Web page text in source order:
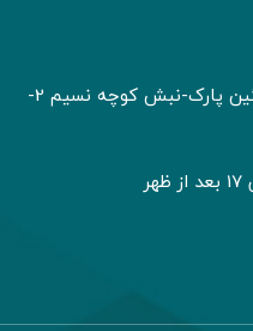
تبریز-ولیعصر-فلکه همافر-خیابان نگین پارک-نبش کوچه نسیم 2-